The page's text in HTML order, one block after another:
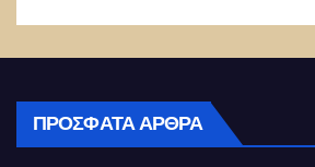
ΠΡΌΣΦΑΤΑ ΆΡΘΡΑ